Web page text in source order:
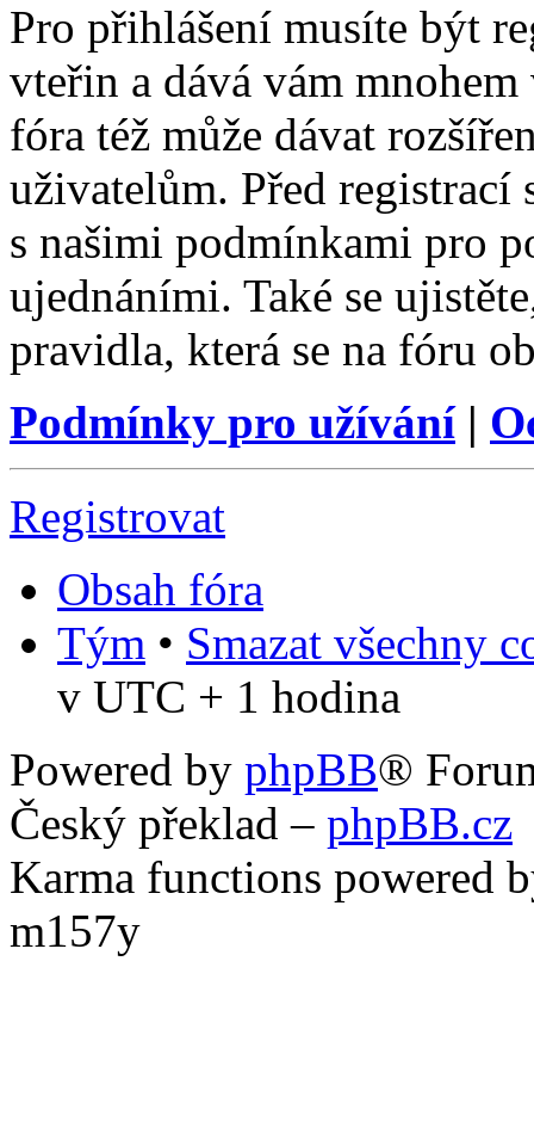
Pro přihlášení musíte být
vteřin a dává vám
fóra též může dávat
uživatelům. Před registrací
s našimi podmínkami pro
ujednáními. Také se
pravidla, která se na fóru
Podmínky pro užívání|
Registrovat
Obsah fóra
Tým • Smazat všechny
v UTC + 1 hodina
Powered by phpBB®
Český překlad – phpBB.cz
Karma functions powered
m157y